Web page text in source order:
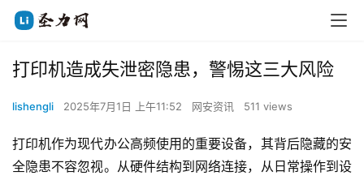
打印机造成失泄密隐患，警惕这三大风险
lishengli 2025年7月1日 上午11:52 网安资讯 511 views
打印机作为现代办公高频使用的重要设备，其背后隐藏的安
全隐患不容忽视。从硬件结构到网络连接，从日常操作到设